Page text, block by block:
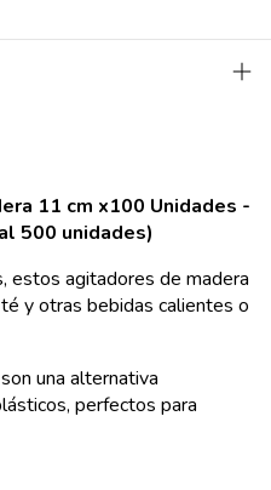
11 cm x100 Unidades -
500 unidades)
estos agitadores de madera
y otras bebidas calientes o
una alternativa
perfectos para